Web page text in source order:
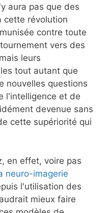
aura pas que des
cette révolution
contre toute
vers des
leurs
tout autant que
nouvelles questions
l'intelligence et de
devenue sans
cette supériorité qui
en effet, voire pas
neuro-imagerie
l'utilisation des
mieux faire